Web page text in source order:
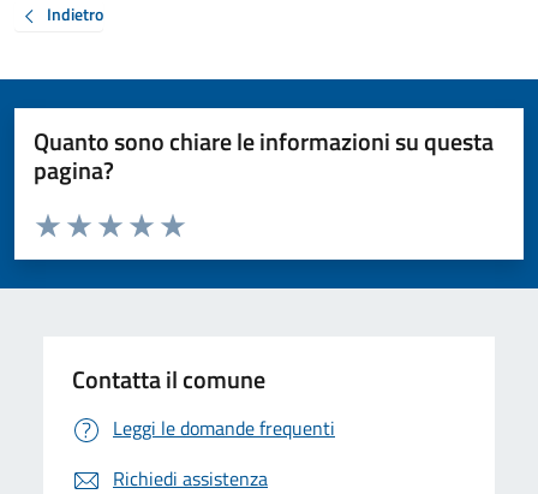
Indietro
Quanto sono chiare le informazioni su questa
pagina?
Valuta da 1 a 5 stelle la pagina
Valuta 5 stelle su 5
Valuta 4 stelle su 5
Valuta 3 stelle su 5
Valuta 2 stelle su 5
Valuta 1 stelle su 5
Contatta il comune
Leggi le domande frequenti
Richiedi assistenza